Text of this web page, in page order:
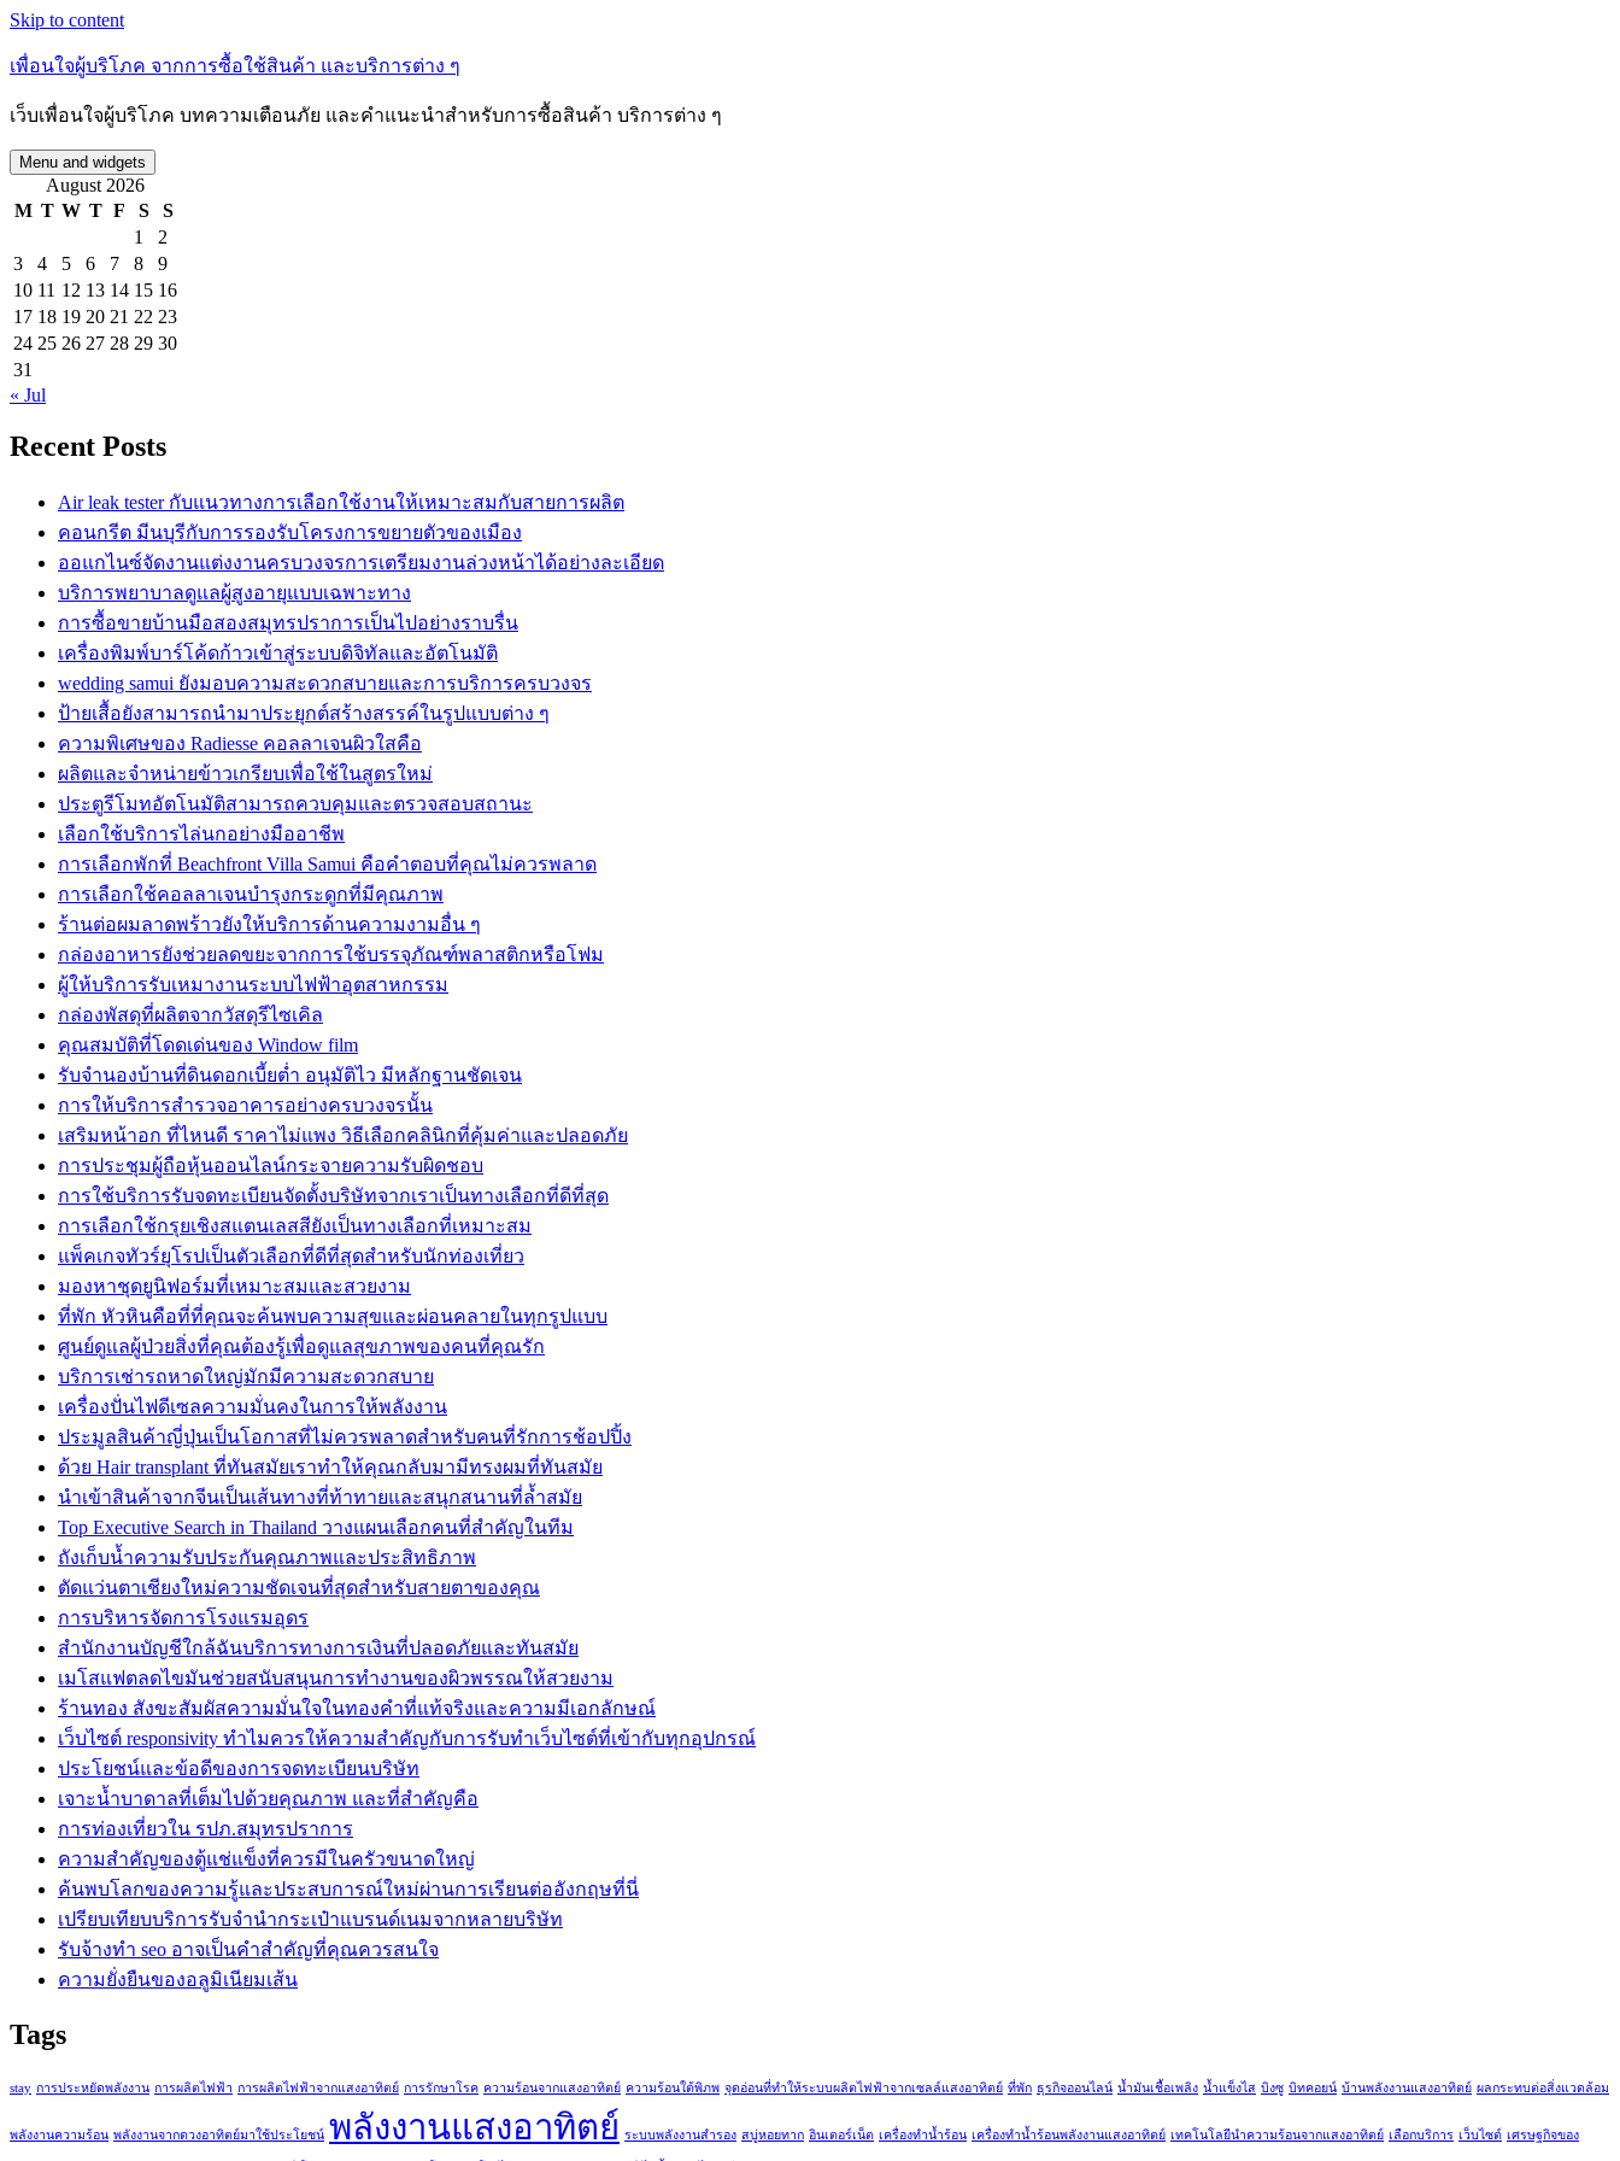
Skip to content
เพื่อนใจผู้บริโภค จากการซื้อใช้สินค้า และบริการต่าง ๆ
เว็บเพื่อนใจผู้บริโภค บทความเตือนภัย และคำแนะนำสำหรับการซื้อสินค้า บริการต่าง ๆ
Menu and widgets
August 2026
M T W T F S
S
1
2
3
4 5 6 7 8
9
10 11 12 13 14 15 16
17 18 19 20 21 22 23
24 25 26 27 28 29 30
31
« Jul
Recent Posts
Air leak tester กับแนวทางการเลือกใช้งานให้เหมาะสมกับสายการผลิต
คอนกรีต มีนบุรีกับการรองรับโครงการขยายตัวของเมือง
ออแกไนซ์จัดงานแต่งงานครบวงจรการเตรียมงานล่วงหน้าได้อย่างละเอียด
บริการพยาบาลดูแลผู้สูงอายุแบบเฉพาะทาง
การซื้อขายบ้านมือสองสมุทรปราการเป็นไปอย่างราบรื่น
เครื่องพิมพ์บาร์โค้ดก้าวเข้าสู่ระบบดิจิทัลและอัตโนมัติ
wedding samui ยังมอบความสะดวกสบายและการบริการครบวงจร
ป้ายเสื้อยังสามารถนำมาประยุกต์สร้างสรรค์ในรูปแบบต่าง ๆ
ความพิเศษของ Radiesse คอลลาเจนผิวใสคือ
ผลิตและจำหน่ายข้าวเกรียบเพื่อใช้ในสูตรใหม่
ประตูรีโมทอัตโนมัติสามารถควบคุมและตรวจสอบสถานะ
เลือกใช้บริการไล่นกอย่างมืออาชีพ
การเลือกพักที่ Beachfront Villa Samui คือคำตอบที่คุณไม่ควรพลาด
การเลือกใช้คอลลาเจนบำรุงกระดูกที่มีคุณภาพ
ร้านต่อผมลาดพร้าวยังให้บริการด้านความงามอื่น ๆ
กล่องอาหารยังช่วยลดขยะจากการใช้บรรจุภัณฑ์พลาสติกหรือโฟม
ผู้ให้บริการรับเหมางานระบบไฟฟ้าอุตสาหกรรม
กล่องพัสดุที่ผลิตจากวัสดุรีไซเคิล
คุณสมบัติที่โดดเด่นของ Window film
รับจำนองบ้านที่ดินดอกเบี้ยต่ำ อนุมัติไว มีหลักฐานชัดเจน
การให้บริการสำรวจอาคารอย่างครบวงจรนั้น
เสริมหน้าอก ที่ไหนดี ราคาไม่แพง วิธีเลือกคลินิกที่คุ้มค่าและปลอดภัย
การประชุมผู้ถือหุ้นออนไลน์กระจายความรับผิดชอบ
การใช้บริการรับจดทะเบียนจัดตั้งบริษัทจากเราเป็นทางเลือกที่ดีที่สุด
การเลือกใช้กรุยเชิงสแตนเลสสียังเป็นทางเลือกที่เหมาะสม
แพ็คเกจทัวร์ยุโรปเป็นตัวเลือกที่ดีที่สุดสำหรับนักท่องเที่ยว
มองหาชุดยูนิฟอร์มที่เหมาะสมและสวยงาม
ที่พัก หัวหินคือที่ที่คุณจะค้นพบความสุขและผ่อนคลายในทุกรูปแบบ
ศูนย์ดูแลผู้ป่วยสิ่งที่คุณต้องรู้เพื่อดูแลสุขภาพของคนที่คุณรัก
บริการเช่ารถหาดใหญ่มักมีความสะดวกสบาย
เครื่องปั่นไฟดีเซลความมั่นคงในการให้พลังงาน
ประมูลสินค้าญี่ปุ่นเป็นโอกาสที่ไม่ควรพลาดสำหรับคนที่รักการช้อปปิ้ง
ด้วย Hair transplant ที่ทันสมัยเราทำให้คุณกลับมามีทรงผมที่ทันสมัย
นำเข้าสินค้าจากจีนเป็นเส้นทางที่ท้าทายและสนุกสนานที่ล้ำสมัย
Top Executive Search in Thailand วางแผนเลือกคนที่สำคัญในทีม
ถังเก็บน้ำความรับประกันคุณภาพและประสิทธิภาพ
ตัดแว่นตาเชียงใหม่ความชัดเจนที่สุดสำหรับสายตาของคุณ
การบริหารจัดการโรงแรมอุดร
สำนักงานบัญชีใกล้ฉันบริการทางการเงินที่ปลอดภัยและทันสมัย
เมโสแฟตลดไขมันช่วยสนับสนุนการทำงานของผิวพรรณให้สวยงาม
ร้านทอง สังขะสัมผัสความมั่นใจในทองคำที่แท้จริงและความมีเอกลักษณ์
เว็บไซต์ responsivity ทำไมควรให้ความสำคัญกับการรับทำเว็บไซต์ที่เข้ากับทุกอุปกรณ์
ประโยชน์และข้อดีของการจดทะเบียนบริษัท
เจาะน้ำบาดาลที่เต็มไปด้วยคุณภาพ และที่สำคัญคือ
การท่องเที่ยวใน รปภ.สมุทรปราการ
ความสำคัญของตู้แช่แข็งที่ควรมีในครัวขนาดใหญ่
ค้นพบโลกของความรู้และประสบการณ์ใหม่ผ่านการเรียนต่ออังกฤษที่นี่
เปรียบเทียบบริการรับจำนำกระเป๋าแบรนด์เนมจากหลายบริษัท
รับจ้างทำ seo อาจเป็นคำสำคัญที่คุณควรสนใจ
ความยั่งยืนของอลูมิเนียมเส้น
Tags
stay การประหยัดพลังงาน การผลิตไฟฟ้า การผลิตไฟฟ้าจากแสงอาทิตย์ การรักษาโรค ความร้อนจากแสงอาทิตย์ ความร้อนใต้พิภพ จุดอ่อนที่ทำให้ระบบผลิตไฟฟ้าจากเซลล์แสงอาทิตย์ ที่พัก ธุรกิจออนไลน์ น้ำมันเชื้อเพลิง น้ำแข็งไส บิงซู บิทคอยน์ บ้านพลังงานแสงอาทิตย์ ผลกระทบต่อสิ่งแวดล้อม
พลังงานความร้อน พลังงานจากดวงอาทิตย์มาใช้ประโยชน์ พลังงานแสงอาทิตย์ ระบบพลังงานสำรอง สบู่หอยทาก อินเตอร์เน็ต เครื่องทำน้ำร้อน เครื่องทำน้ำร้อนพลังงานแสงอาทิตย์ เทคโนโลยีนำความร้อนจากแสงอาทิตย์ เลือกบริการ เว็บไซต์ เศรษฐกิจของ